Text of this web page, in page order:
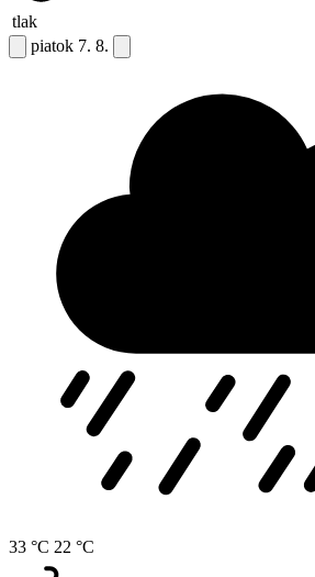
tlak
piatok 7. 8.
33 °C 22 °C